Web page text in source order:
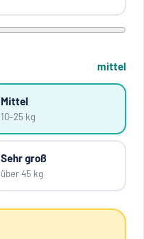
mittel
Mittel
10–25 kg
Sehr groß
über 45 kg